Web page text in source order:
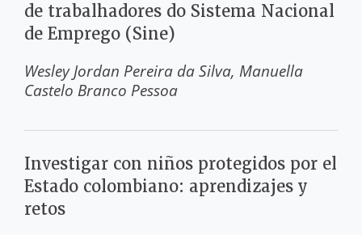
de trabalhadores do Sistema Nacional
de Emprego (Sine)
Wesley Jordan Pereira da Silva Manuella
Castelo Branco Pessoa
Investigar con niños protegidos por el
Estado colombiano: aprendizajes y
retos